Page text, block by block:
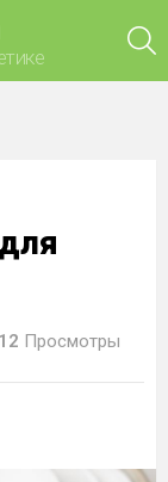
Просмотры